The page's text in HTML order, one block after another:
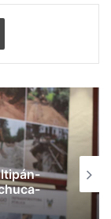
Imprimir